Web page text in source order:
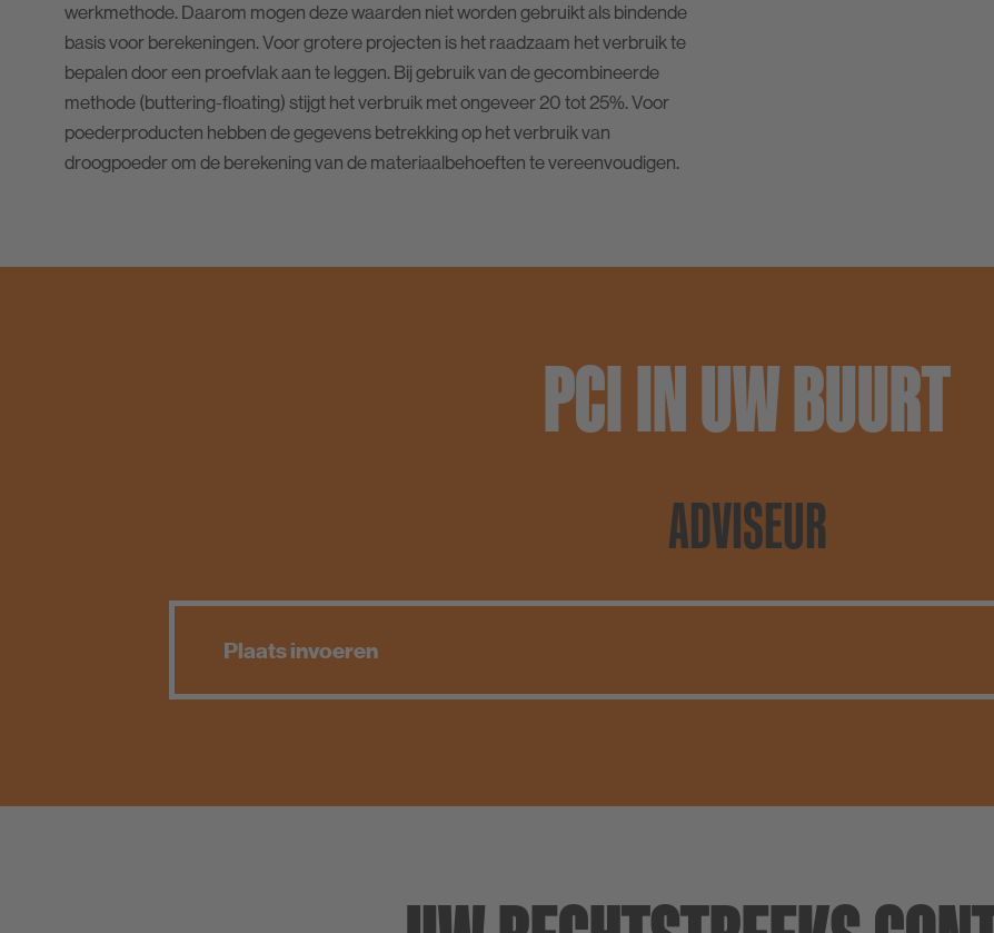
werkmethode. Daarom mogen deze waarden niet worden gebruikt als bindende
basis voor berekeningen. Voor grotere projecten is het raadzaam het verbruik te
bepalen door een proefvlak aan te leggen. Bij gebruik van de gecombineerde
methode (buttering-floating) stijgt het verbruik met ongeveer 20 tot 25%. Voor
poederproducten hebben de gegevens betrekking op het verbruik van
droogpoeder om de berekening van de materiaalbehoeften te vereenvoudigen.
PCI IN UW BUURT
ADVISEUR